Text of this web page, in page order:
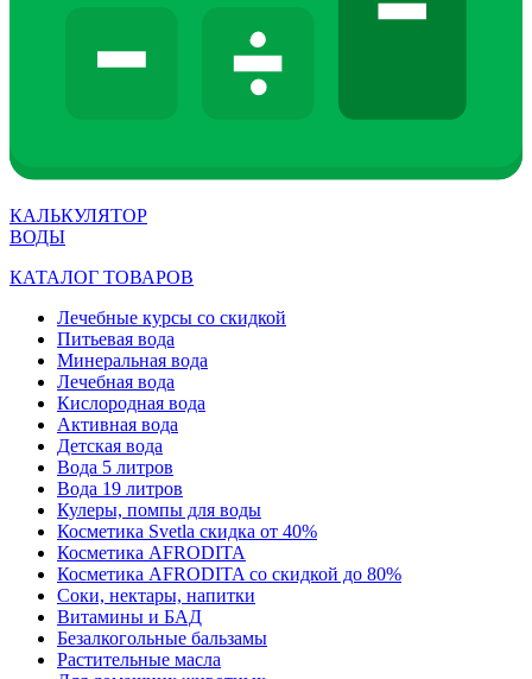
КАЛЬКУЛЯТОР
ВОДЫ
КАТАЛОГ ТОВАРОВ
Лечебные курсы со скидкой
Питьевая вода
Минеральная вода
Лечебная вода
Кислородная вода
Активная вода
Детская вода
Вода 5 литров
Вода 19 литров
Кулеры, помпы для воды
Косметика Svetla скидка от 40%
Косметика AFRODITA
Косметика AFRODITA со скидкой до 80%
Соки, нектары, напитки
Витамины и БАД
Безалкогольные бальзамы
Растительные масла